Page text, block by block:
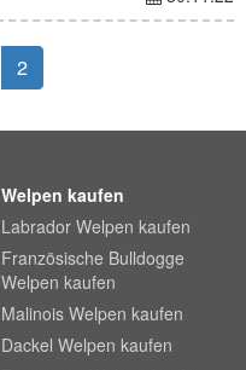
2
Welpen kaufen
Labrador Welpen kaufen
Französische Bulldogge
Welpen kaufen
Malinois Welpen kaufen
Dackel Welpen kaufen